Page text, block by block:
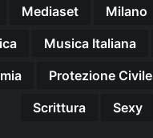
Mediaset Milano
Musica Italiana
Protezione Civile
Scrittura
Sexy